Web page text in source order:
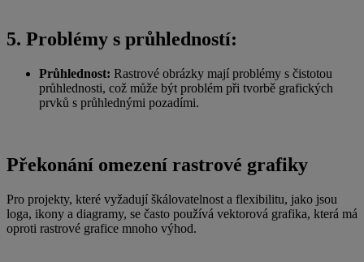
5. Problémy s průhledností:
Průhlednost: Rastrové obrázky mají problémy s čistotou
průhlednosti, což může být problém při tvorbě grafických
prvků s průhlednými pozadími.
Překonání omezení rastrové grafiky
Pro projekty, které vyžadují škálovatelnost a flexibilitu, jako jsou
loga, ikony a diagramy, se často používá vektorová grafika, která má
oproti rastrové grafice mnoho výhod.